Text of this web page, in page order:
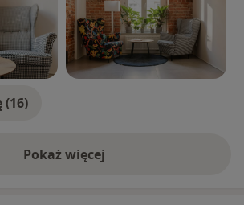
i zachowań. Wierzę, że każda
zasoby do zmiany – trzeba je tylko
i wzmocnić. Swoją pracę
superwizji. Pracuję w formie
– stacjonarnie i online. Każda
(16)
Pokaż więcejo doświadczeniu